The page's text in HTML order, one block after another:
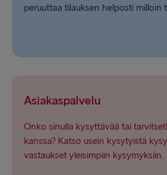
peruuttaa tilauksen helposti milloin
Asiakaspalvelu
Onko sinulla kysyttävää tai
kanssa? Katso usein kysytyistä
vastaukset yleisimpiin kysymyksiin.